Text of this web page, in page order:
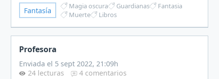
caos.Conocía los idiomas de cad…
Fantasía Magia oscura Guardianas
Fantasia
Muerte
Libros
Profesora
Enviada el 5 sept 2022, 21:09h
24 lecturas
4 comentarios